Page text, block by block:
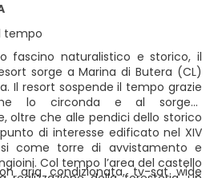
tempo
fascino naturalistico e storico, il
sorge a Marina di Butera (CL)
Il resort sospende il tempo grazie
lo circonda e al sorgere
oltre che alle pendici dello storico
di interesse edificato nel XIV
come torre di avvistamento e
Col tempo l’area del castello
aria condizionata, tv-sat wide